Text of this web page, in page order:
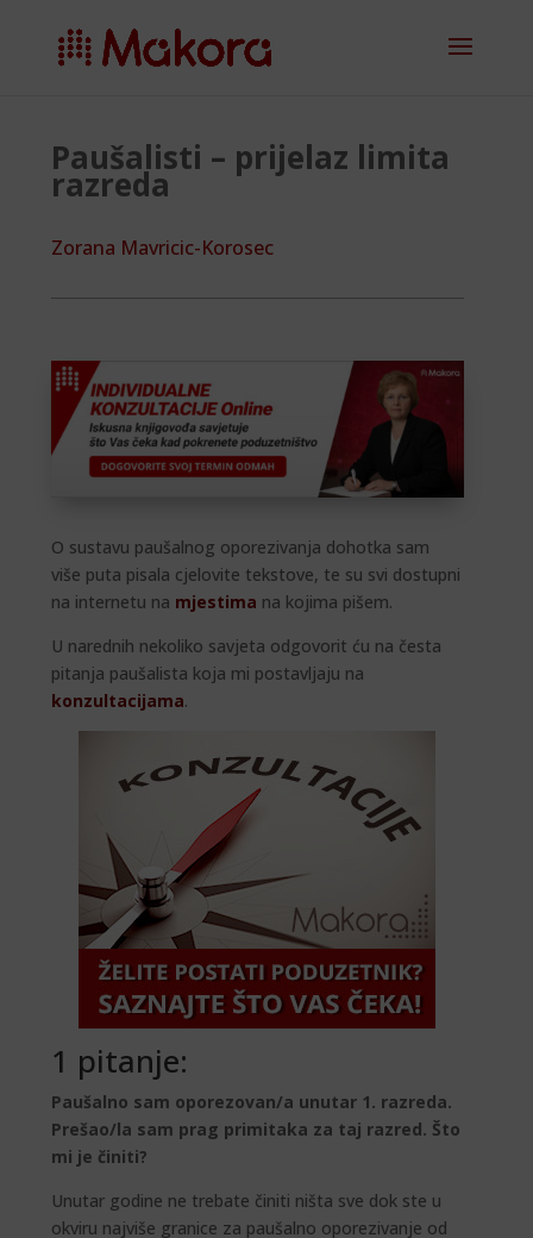
Paušalisti – prijelaz limita
razreda
Zorana Mavricic-Korosec
O sustavu paušalnog oporezivanja dohotka sam
više puta pisala cjelovite tekstove, te su svi dostupni
na internetu na mjestima na kojima pišem.
U narednih nekoliko savjeta odgovorit ću na česta
pitanja paušalista koja mi postavljaju na
konzultacijama.
1 pitanje:
Paušalno sam oporezovan/a unutar 1. razreda.
Prešao/la sam prag primitaka za taj razred. Što
mi je činiti?
Unutar godine ne trebate činiti ništa sve dok ste u
okviru najviše granice za paušalno oporezivanje od